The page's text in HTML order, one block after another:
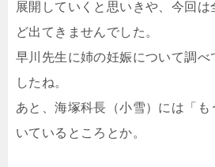
展開していくと思いきや、今回は
ど出てきませんでした。
早川先生に姉の妊娠について調べ
したね。
あと、海塚科長（小雪）には「も
いているところとか。